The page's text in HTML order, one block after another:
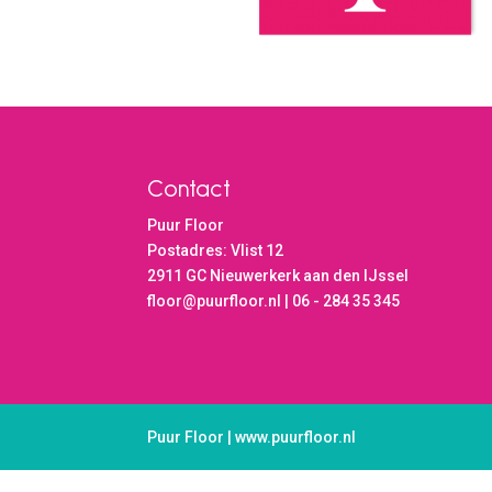
Contact
Puur Floor
Postadres: Vlist 12
2911 GC Nieuwerkerk aan den IJssel
floor@puurfloor.nl | 06 - 284 35 345
Puur Floor | www.puurfloor.nl